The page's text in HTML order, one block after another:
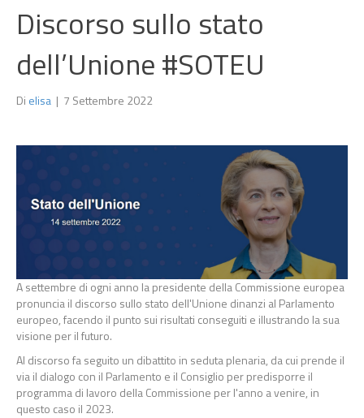
Discorso sullo stato
dell’Unione #SOTEU
Di elisa | 7 Settembre 2022
A settembre di ogni anno la presidente della Commissione europea
pronuncia il discorso sullo stato dell'Unione dinanzi al Parlamento
europeo, facendo il punto sui risultati conseguiti e illustrando la sua
visione per il futuro.
Al discorso fa seguito un dibattito in seduta plenaria, da cui prende il
via il dialogo con il Parlamento e il Consiglio per predisporre il
programma di lavoro della Commissione per l'anno a venire, in
questo caso il 2023.